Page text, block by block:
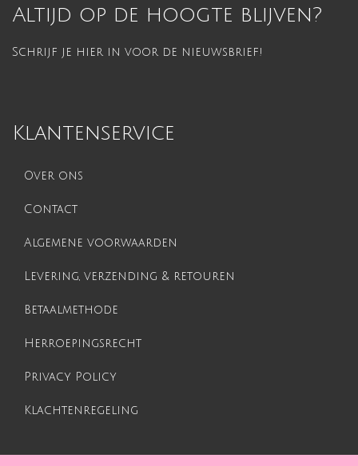
Altijd op de hoogte blijven?
Schrijf je hier in voor de nieuwsbrief!
Klantenservice
Over ons
Contact
Algemene voorwaarden
Levering, verzending & retouren
Betaalmethode
Herroepingsrecht
Privacy Policy
Klachtenregeling